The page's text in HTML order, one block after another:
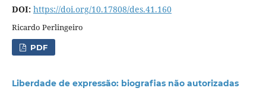
DOI: https://doi.org/10.17808/des.41.160
Ricardo Perlingeiro
PDF
Liberdade de expressão: biografias não autorizadas